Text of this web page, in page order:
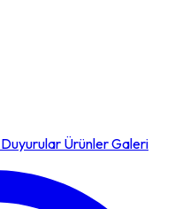
Duyurular ÜrünlerGaleri